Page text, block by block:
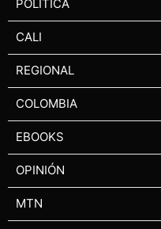
POLÍTICA
CALI
REGIONAL
COLOMBIA
EBOOKS
OPINIÓN
MTN